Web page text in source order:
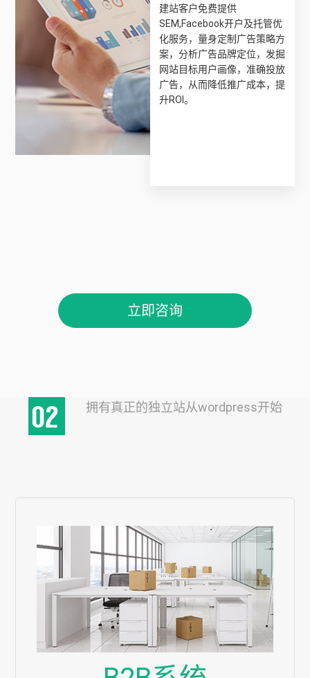
建站客户免费提供
SEM,Facebook开户及托管优
化服务，量身定制广告策略方
案，分析广告品牌定位，发掘
网站目标用户画像，准确投放
广告，从而降低推广成本，提
升ROI。
立即咨询
02 拥有真正的独立站从wordpress开始